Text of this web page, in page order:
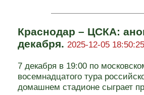
Краснодар – ЦСКА:
декабря. 2025-12-05 18:50:25
7 декабря в 19:00 по
восемнадцатого тура
домашнем стадионе сыграет